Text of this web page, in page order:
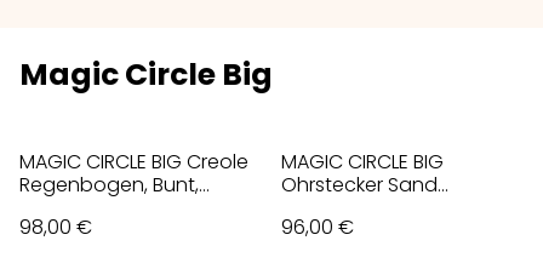
Magic Circle Big
MAGIC CIRCLE BIG Creole
Regenbogen, Bunt,
98,00 €
MAGIC CIRCLE BIG
Ohrstecker Sand
Beige, vergoldet
96,00 €